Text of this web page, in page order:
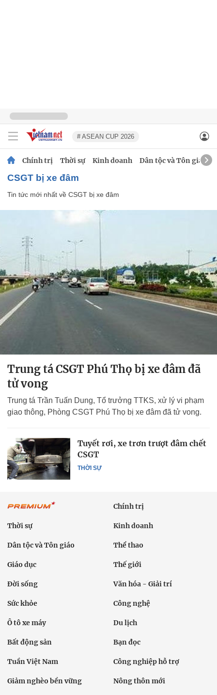
# ASEAN CUP 2026
Chính trị Thời sự Kinh doanh Dân tộc và Tôn giáo
CSGT bị xe đâm
Tin tức mới nhất về CSGT bị xe đâm
Trung tá CSGT Phú Thọ bị xe đâm đã
tử vong
Trung tá Trần Tuấn Dung, Tổ trưởng TTKS, xử lý vi phạm
giao thông, Phòng CSGT Phú Thọ bị xe đâm đã tử vong.
THỜI SỰ
Tuyết rơi, xe trơn trượt đâm chết
CSGT
Chính trị
Thời sự Kinh doanh
Dân tộc và Tôn giáo Thể thao
Giáo dục Thế giới
Đời sống Văn hóa - Giải trí
Sức khỏe Công nghệ
Ô tô xe máy Du lịch
Bất động sản Bạn đọc
Tuần Việt Nam Công nghiệp hỗ trợ
Giảm nghèo bền vững Nông thôn mới